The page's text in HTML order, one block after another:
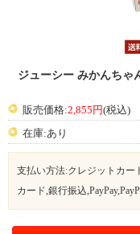
ジューシー みかんちゃ
販売価格:2,855円(税込)
在庫:あり
支払い方法:クレジットカー
カード,銀行振込